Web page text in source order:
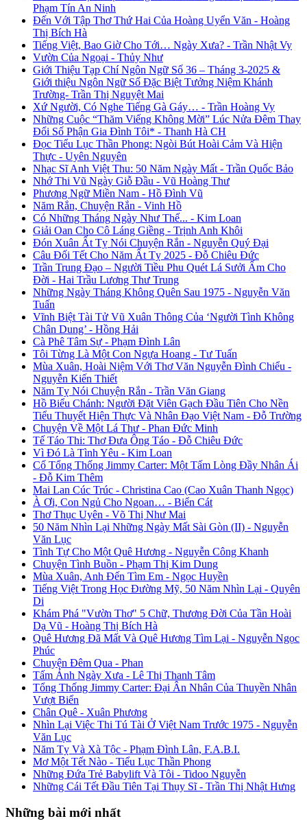
Phạm Tín An Ninh
Đến Với Tập Thơ Thứ Hai Của Hoàng Uyển Văn - Hoàng
Thị Bích Hà
Tiếng Việt, Bao Giờ Cho Tới… Ngày Xưa? - Trần Nhật Vy
Vườn Của Ngoại - Thủy Như
Giới Thiệu Tạp Chí Ngôn Ngữ Số 36 – Tháng 3-2025 &
Giới thiệu Ngôn Ngữ Số Đặc Biệt Tưởng Niệm Khánh
Trường- Trần Thị Nguyệt Mai
Xứ Người, Có Nghe Tiếng Gà Gáy… - Trần Hoàng Vy
Những Cuộc “Thăm Viếng Không Mời” Lúc Nửa Đêm Thay
Đổi Số Phận Gia Đình Tôi* - Thanh Hà CH
Đọc Tiểu Lục Thần Phong: Ngòi Bút Hoài Cảm Và Hiện
Thực - Uyên Nguyên
Nhạc Sĩ Anh Việt Thu: 50 Năm Ngày Mất - Trần Quốc Bảo
Nhớ Thi Vũ Ngày Giỗ Đầu - Vũ Hoàng Thư
Phương Ngữ Miền Nam - Hồ Đình Vũ
Năm Rắn, Chuyện Rắn - Vinh Hồ
Có Những Tháng Ngày Như Thế... - Kim Loan
Giải Oan Cho Cô Láng Giềng - Trịnh Anh Khôi
Đón Xuân Ất Tỵ Nói Chuyện Rắn - Nguyễn Quý Đại
Câu Đối Tết Cho Năm Ất Tỵ 2025 - Đỗ Chiêu Đức
Trần Trung Đạo – Người Tiều Phu Quét Lá Sưởi Ấm Cho
Đời - Hai Trầu Lương Thư Trung
Những Ngày Tháng Không Quên Sau 1975 - Nguyễn Văn
Tuấn
Vĩnh Biệt Tài Tử Vũ Xuân Thông Của ‘Người Tình Không
Chân Dung’ - Hồng Hải
Cà Phê Tâm Sự - Phạm Đình Lân
Tôi Từng Là Một Con Ngựa Hoang - Tư Tuấn
Mùa Xuân, Hoài Niệm Với Thơ Văn Nguyễn Đình Chiểu -
Nguyễn Kiến Thiết
Năm Tỵ Nói Chuyện Rắn - Trần Văn Giang
Hồ Biểu Chánh: Người Đặt Viên Gạch Đầu Tiên Cho Nền
Tiểu Thuyết Hiện Thực Và Nhân Đạo Việt Nam - Đỗ Trường
Chuyện Về Một Lá Thư - Phan Đức Minh
Tế Táo Thi: Thơ Đưa Ông Táo - Đỗ Chiêu Đức
Vì Đó Là Tình Yêu - Kim Loan
Cố Tổng Thống Jimmy Carter: Một Tấm Lòng Đầy Nhân Ái
- Đỗ Kim Thêm
Mai Lan Cúc Trúc - Christina Cao (Cao Xuân Thanh Ngọc)
À Ơi, Con Ngủ Cho Ngoan… - Biển Cát
Thơ Thục Uyên - Võ Thị Như Mai
50 Năm Nhìn Lại Những Ngày Mất Sài Gòn (II) - Nguyễn
Văn Lục
Tình Tự Cho Một Quê Hương - Nguyễn Công Khanh
Chuyện Tình Buồn - Phạm Thị Kim Dung
Mùa Xuân, Anh Đến Tìm Em - Ngọc Huyền
Tiếng Việt Trong Học Đường Mỹ, 50 Năm Nhìn Lại - Quyên
Di
Khám Phá "Vườn Thơ" 5 Chữ, Thương Đời Của Tần Hoài
Dạ Vũ - Hoàng Thị Bích Hà
Quê Hương Đã Mất Và Quê Hương Tìm Lại - Nguyễn Ngọc
Phúc
Chuyện Đêm Qua - Phan
Tấm Ảnh Ngày Xưa - Lê Thị Thanh Tâm
Tổng Thống Jimmy Carter: Đại Ân Nhân Của Thuyền Nhân
Vượt Biển
Chân Quê - Xuân Phương
Nhìn Lại Việc Thi Tú Tài Ở Việt Nam Trước 1975 - Nguyễn
Văn Lục
Năm Tỵ Và Xà Tộc - Phạm Đình Lân, F.A.B.I.
Mơ Một Tết Nào - Tiểu Lục Thần Phong
Những Đứa Trẻ Babylift Và Tôi - Tidoo Nguyễn
Những Cái Tết Đầu Tiên Tại Thụy Sĩ - Trần Thị Nhật Hưng
Những bài mới nhất